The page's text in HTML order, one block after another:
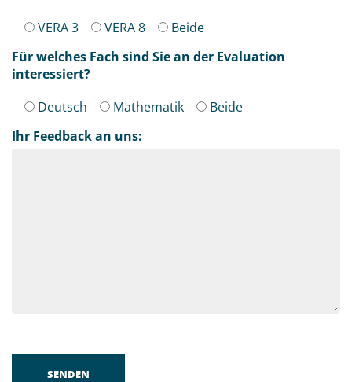
VERA 3
VERA 8
Beide
Für welches Fach sind Sie an der Evaluation
interessiert?
Deutsch
Mathematik
Beide
Ihr Feedback an uns: